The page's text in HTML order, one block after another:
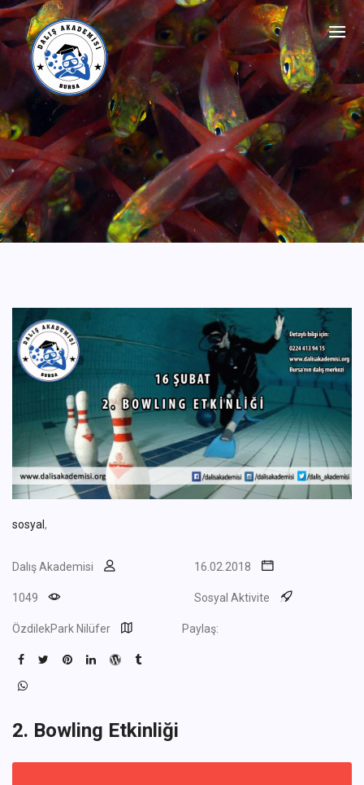
sosyal ,
Dalış Akademisi 16.02.2018
1049 Sosyal Aktivite
ÖzdilekPark Nilüfer Paylaş:
2. Bowling Etkinliği